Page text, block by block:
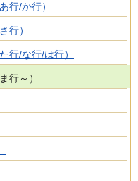
行/か行）
行）
行/な行/は行）
行～）